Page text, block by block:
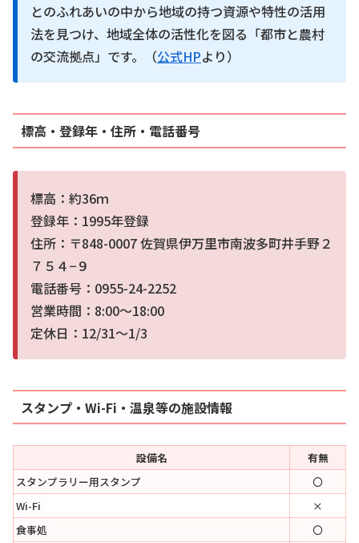
とのふれあいの中から地域の持つ資源や特性の活用
法を見つけ、地域全体の活性化を図る「都市と農村
の交流拠点」です。（公式HPより）
標高・登録年・住所・電話番号
標高：約36ｍ
登録年：1995年登録
住所：〒848-0007 佐賀県伊万里市南波多町井手野２
７５４−９
電話番号：0955-24-2252
営業時間：8:00～18:00
定休日：12/31～1/3
スタンプ・Wi-Fi・温泉等の施設情報
設備名
有無
スタンプラリー用スタンプ
〇
Wi-Fi
×
食事処
〇